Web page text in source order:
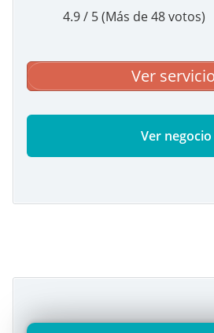
4.9 / 5 (Más de 48 votos)
Ver
Ver negocio